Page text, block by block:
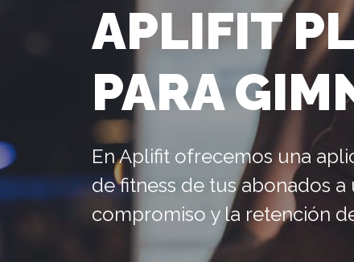
APLIFIT
PARA
En Aplifit ofrecemos una
de fitness de tus abonados
compromiso y la retención